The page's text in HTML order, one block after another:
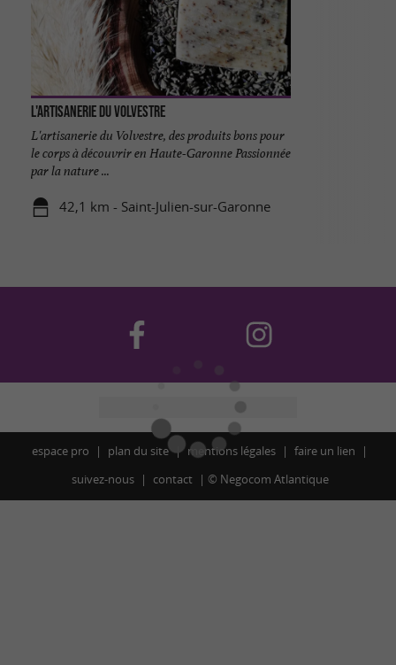
L'Artisanerie du Volvestre
L'artisanerie du Volvestre, des produits bons pour
le corps à découvrir en Haute-Garonne Passionnée
par la nature ...
42,1 km - Saint-Julien-sur-Garonne
espace pro plan du site mentions légales
faire un lien
suivez-nous
contact © Negocom Atlantique